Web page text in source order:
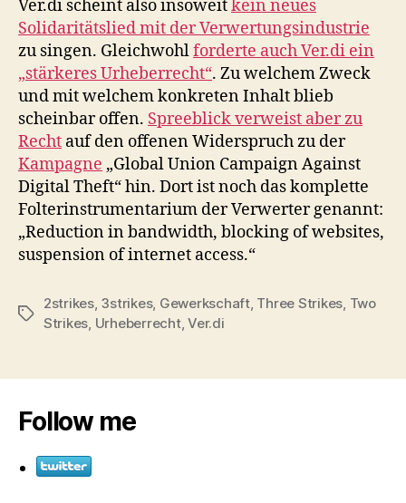
Ver.di scheint also insoweitkein neues
Solidaritätslied mit der Verwertungsindustrie
zu singen. Gleichwohlforderte auch Ver.di ein
„stärkeres Urheberrecht“. Zu welchem Zweck
und mit welchem konkreten Inhalt blieb
scheinbar offen. Spreeblick verweist aber zu
Recht auf den offenen Widerspruch zu der
Kampagne „Global Union Campaign Against
Digital Theft“ hin. Dort ist noch das komplette
Folterinstrumentarium der Verwerter genannt:
„Reduction in bandwidth, blocking of websites,
suspension of internet access.“
Schlagwörter
2strikes, 3strikes, Gewerkschaft, Three Strikes, Two
Strikes, Urheberrecht,Ver.di
Follow me